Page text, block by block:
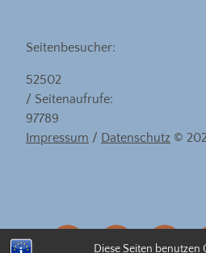
Diese Seiten benutzen
Seitenbesucher:
52502
/ Seitenaufrufe:
97789
Impressum / Datenschutz ©